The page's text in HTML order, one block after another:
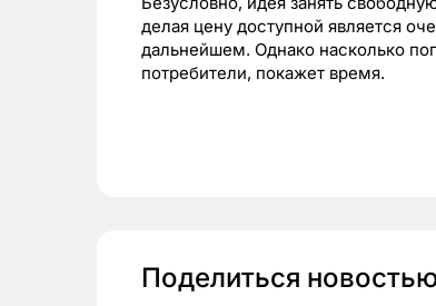
делая цену доступной является
дальнейшем. Однако насколько
потребители, покажет время.
Поделиться